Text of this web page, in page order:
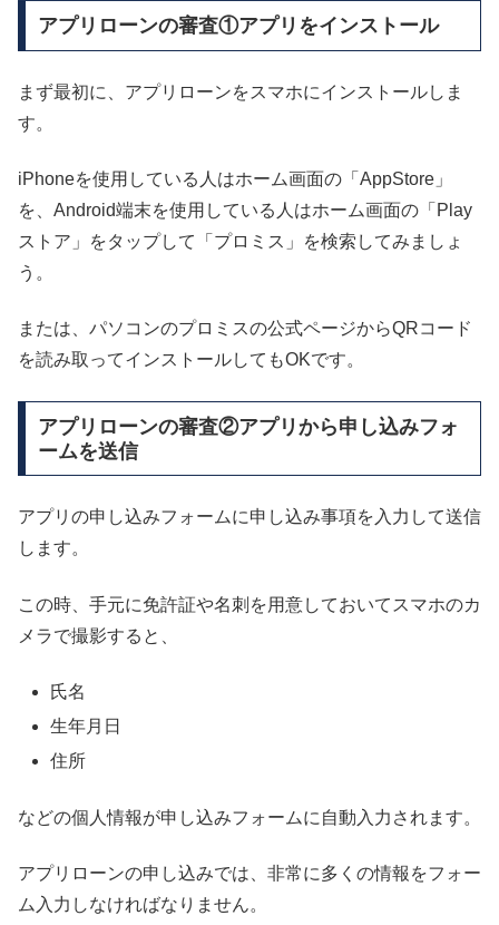
アプリローンの審査①アプリをインストール
まず最初に、アプリローンをスマホにインストールしま
す。
iPhoneを使用している人はホーム画面の「AppStore」
を、Android端末を使用している人はホーム画面の「Play
ストア」をタップして「プロミス」を検索してみましょ
う。
または、パソコンのプロミスの公式ページからQRコード
を読み取ってインストールしてもOKです。
アプリローンの審査②アプリから申し込みフォ
ームを送信
アプリの申し込みフォームに申し込み事項を入力して送信
します。
この時、手元に免許証や名刺を用意しておいてスマホのカ
メラで撮影すると、
氏名
生年月日
住所
などの個人情報が申し込みフォームに自動入力されます。
アプリローンの申し込みでは、非常に多くの情報をフォー
ム入力しなければなりません。